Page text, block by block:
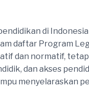
di
daftar Program
dan normatif,
dan akses
menyelaraskan